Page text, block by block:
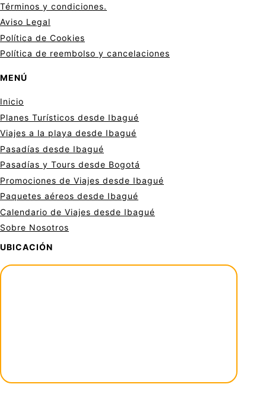
Términos y condiciones.
Aviso Legal
Política de Cookies
Política de reembolso y cancelaciones
MENÚ
Inicio
Planes Turísticos desde Ibagué
Viajes a la playa desde Ibagué
Pasadías desde Ibagué
Pasadías y Tours desde Bogotá
Promociones de Viajes desde Ibagué
Paquetes aéreos desde Ibagué
Calendario de Viajes desde Ibagué
Sobre Nosotros
UBICACIÓN